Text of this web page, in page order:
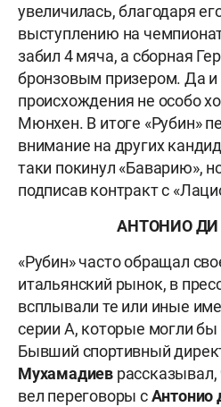
увеличилась, благодаря
выступлению на
забил 4 мяча, а сборная
бронзовым призером. Да и
происхождения не особо
Мюнхен. В итоге «Рубин»
внимание на других
таки покинул «Баварию»,
подписав контракт с
АНТОНИО ДИ
«Рубин» часто обращал
итальянский рынок, в
всплывали те или иные
серии А, которые могли бы
Бывший спортивный
Мухамадиев рассказывал,
вел переговоры сАнтонио